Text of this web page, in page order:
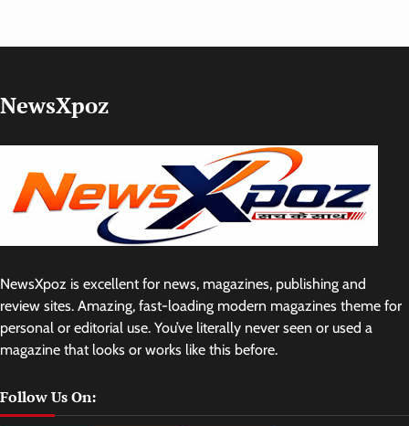
NewsXpoz
NewsXpoz is excellent for news, magazines, publishing and
review sites. Amazing, fast-loading modern magazines theme for
personal or editorial use. You’ve literally never seen or used a
magazine that looks or works like this before.
Follow Us On: